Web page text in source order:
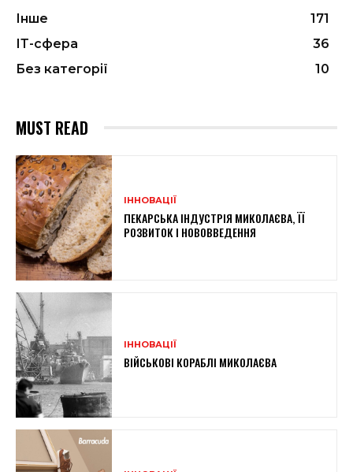
Інше
171
ІТ-сфера
36
Без категорії
10
MUST READ
ІННОВАЦІЇ
ПЕКАРСЬКА ІНДУСТРІЯ МИКОЛАЄВА, ЇЇ
РОЗВИТОК І НОВОВВЕДЕННЯ
ІННОВАЦІЇ
ВІЙСЬКОВІ КОРАБЛІ МИКОЛАЄВА